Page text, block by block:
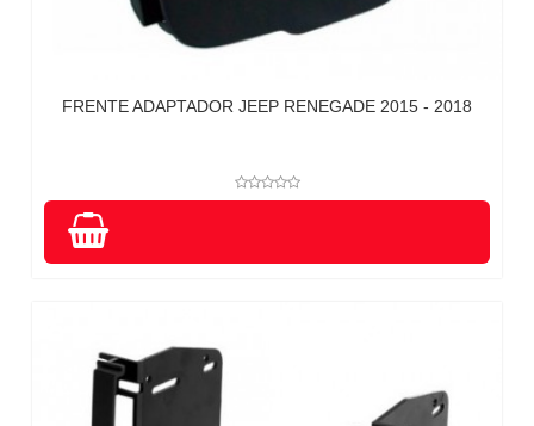
FRENTE ADAPTADOR JEEP RENEGADE 2015 - 2018